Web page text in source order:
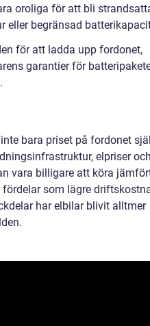
oroliga för att bli
eller begränsad
för att ladda upp fordonet,
garantier för
bara priset på fordonet
elpriser
vara billigare att köra
som lägre
har elbilar blivit alltmer